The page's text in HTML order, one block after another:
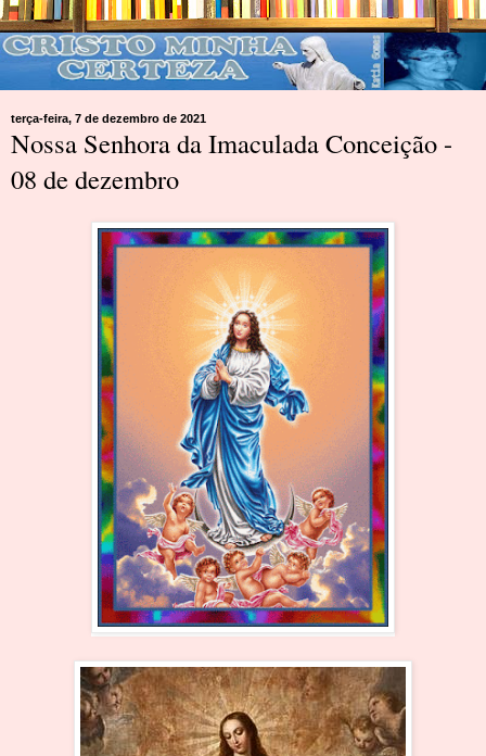
terça-feira, 7 de dezembro de 2021
Nossa Senhora da Imaculada Conceição -
08 de dezembro